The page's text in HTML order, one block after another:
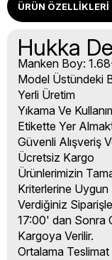
ÜRÜN ÖZELLIKLERI
Hukka
Manken Boy:
Model Üstündeki
Yerli Üretim
Yıkama Ve
Etikette Yer
Güvenli Alışveriş
Ücretsiz Kargo
Ürünlerimizin
Kriterlerine Uygun
Verdiğiniz
17:00' dan Sonra
Kargoya Verilir.
Ortalama